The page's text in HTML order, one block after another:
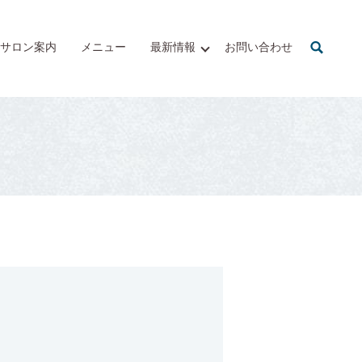
サロン案内 メニュー 最新情報 お問い合わせ